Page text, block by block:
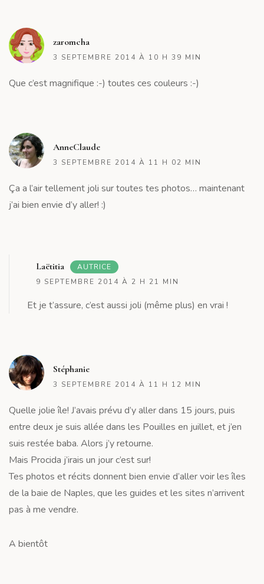
zaromcha
3 SEPTEMBRE 2014 À 10 H 39 MIN
Que c’est magnifique :-) toutes ces couleurs :-)
AnneClaude
3 SEPTEMBRE 2014 À 11 H 02 MIN
Ça a l’air tellement joli sur toutes tes photos… maintenant
j’ai bien envie d’y aller! :)
Laëtitia
AUTRICE
9 SEPTEMBRE 2014 À 2 H 21 MIN
Et je t’assure, c’est aussi joli (même plus) en vrai !
Stéphanie
3 SEPTEMBRE 2014 À 11 H 12 MIN
Quelle jolie île! J’avais prévu d’y aller dans 15 jours, puis
entre deux je suis allée dans les Pouilles en juillet, et j’en
suis restée baba. Alors j’y retourne.
Mais Procida j’irais un jour c’est sur!
Tes photos et récits donnent bien envie d’aller voir les îles
de la baie de Naples, que les guides et les sites n’arrivent
pas à me vendre.
A bientôt